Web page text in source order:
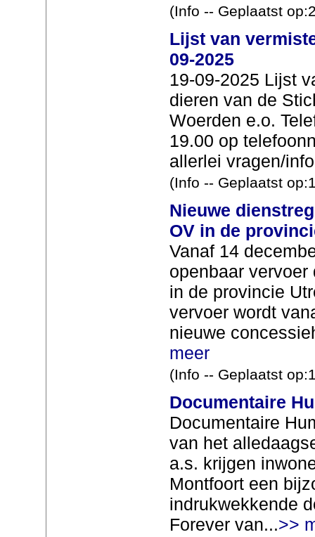
(Info -- Geplaatst
Lijst van
09-2025
19-09-2025 Lijst
dieren van de
Woerden e.o.
19.00 op
allerlei vragen/
(Info -- Geplaatst
Nieuwe
OV in de
Vanaf 14
openbaar
in de provincie
vervoer wordt
nieuwe
meer
(Info -- Geplaatst
Documentaire
Documentaire
van het
a.s. krijgen
Montfoort een
indrukwekkende
Forever van...>>